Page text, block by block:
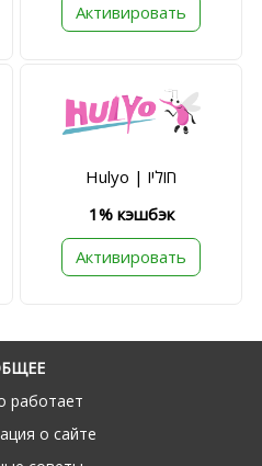
Активировать
Hulyo | חוליו
1% кэшбэк
Активировать
работает
о сайте